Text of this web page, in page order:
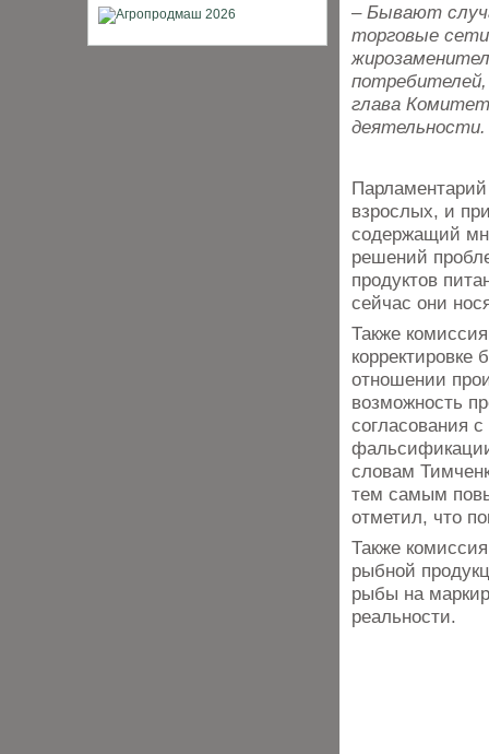
– Бывают
торговые
глава
деятельности.
взрослых, и
содержащий
решений
продуктов
сейчас они
Также
корректировке
отношении
возможность
согласования
словам
тем самым
отметил, что
Также
рыбной
рыбы на
реальности.